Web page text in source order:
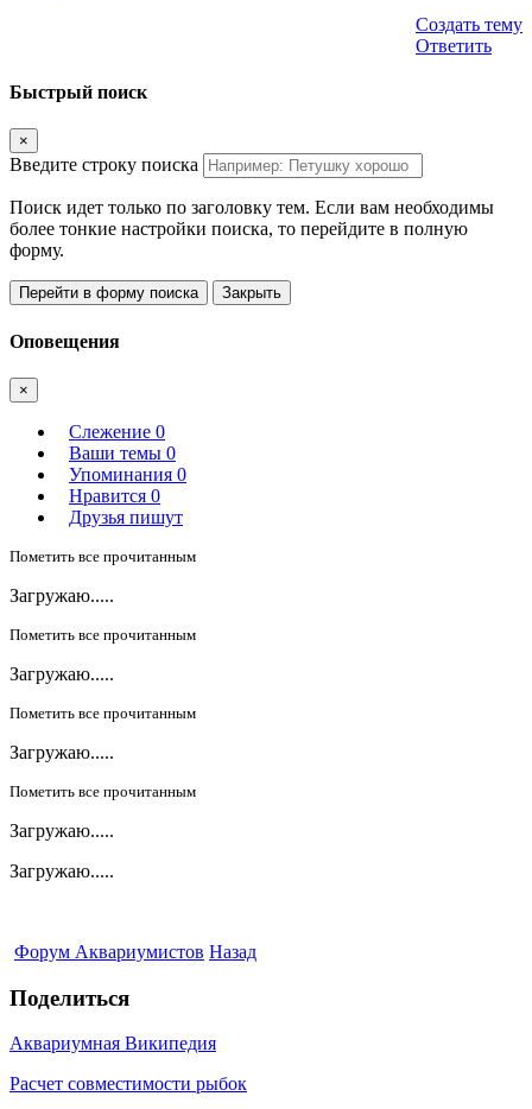
Создать тему
Ответить
Быстрый поиск
×
Введите строку поиска
Поиск идет только по заголовку тем. Если вам необходимы
более тонкие настройки поиска, то перейдите в полную
форму.
Перейти в форму поиска Закрыть
Оповещения
×
Слежение 0
Ваши темы 0
Упоминания 0
Нравится 0
Друзья пишут
Пометить все прочитанным
Загружаю.....
Пометить все прочитанным
Загружаю.....
Пометить все прочитанным
Загружаю.....
Пометить все прочитанным
Загружаю.....
Загружаю.....
Форум Аквариумистов Назад
Поделиться
Аквариумная Википедия
Расчет совместимости рыбок